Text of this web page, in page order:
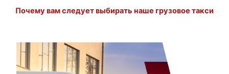
Почему вам следует выбирать наше грузовое такси